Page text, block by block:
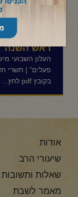
פעלים" |תשרי
ראש השנה
העלון השבועי
פעלים" | תשרי
בקובץ pdf לחץ...
אודות
שיעורי הרב
שאלות ותשובות
מאמר לשבת